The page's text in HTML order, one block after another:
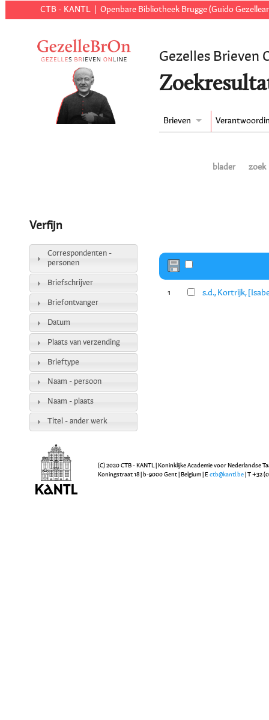
CTB - KANTL Openbare Bibliotheek Brugge (Guido
Gezelles Brieven
Brieven
blader zoek
1 s.d., Kortrijk,
Verfijn
Correspondenten -
personen
Briefschrijver
Briefontvanger
Datum
Plaats van verzending
Brieftype
Naam - persoon
Naam - plaats
Titel - ander werk
(C) 2020 CTB - KANTL | Koninklijke Academie voor Nederlandse
Koningstraat 18 | b-9000 Gent | Belgium | E ctb@kantl.be | T +32